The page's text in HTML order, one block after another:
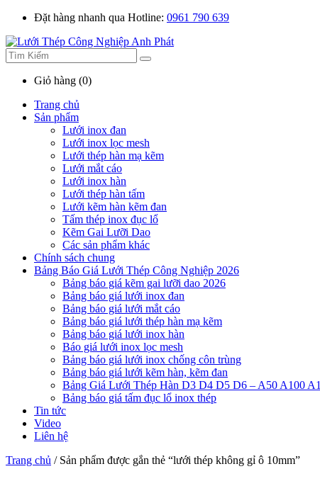
Đặt hàng nhanh qua Hotline: 0961 790 639
Giỏ hàng (0)
Trang chủ
Sản phẩm
Lưới inox đan
Lưới inox lọc mesh
Lưới thép hàn mạ kẽm
Lưới mắt cáo
Lưới inox hàn
Lưới thép hàn tấm
Lưới kẽm hàn kẽm đan
Tấm thép inox đục lổ
Kẽm Gai Lưỡi Dao
Các sản phẩm khác
Chính sách chung
Bảng Báo Giá Lưới Thép Công Nghiệp 2026
Bảng báo giá kẽm gai lưỡi dao 2026
Bảng báo giá lưới inox đan
Bảng báo giá lưới mắt cáo
Bảng báo giá lưới thép hàn mạ kẽm
Bảng báo giá lưới inox hàn
Báo giá lưới inox lọc mesh
Bảng báo giá lưới inox chống côn trùng
Bảng báo giá lưới kẽm hàn, kẽm đan
Bảng Giá Lưới Thép Hàn D3 D4 D5 D6 – A50 A100
Bảng báo giá tấm đục lổ inox thép
Tin tức
Video
Liên hệ
Trang chủ / Sản phẩm được gắn thẻ “lưới thép không gỉ ô 10mm”